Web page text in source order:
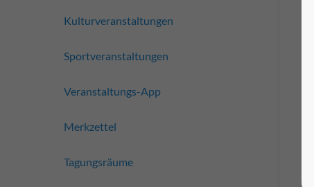
Kulturveranstaltungen
Sportveranstaltungen
Veranstaltungs-App
Merkzettel
Tagungsräume